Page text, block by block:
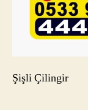
Şişli Çilingir